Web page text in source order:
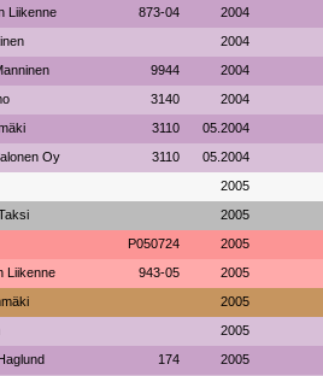
Liikenne 873-04 2004
2004
9944 2004
3140 2004
3110 05.2004
Oy 3110 05.2004
2005
2005
P050724 2005
Liikenne 943-05 2005
2005
2005
174 2005